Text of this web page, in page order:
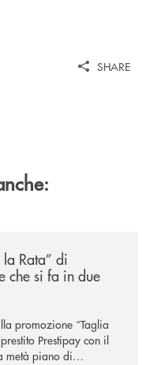
SHARE
Rata” di
che si fa in due
promozione “Taglia
Prestipay con il
metà piano di